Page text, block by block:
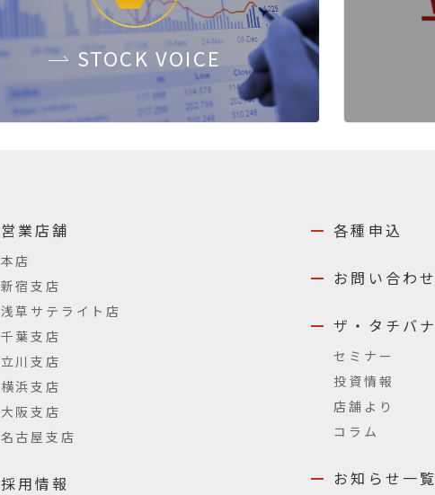
STOCKVOICE
営業店舗
本店
新宿支店
浅草サテライト店
千葉支店
立川支店
横浜支店
大阪支店
名古屋支店
採用情報
各種申込
お問い合わせ
ザ・タチバナ
セミナー
投資情報
店舗より
コラム
お知らせ一覧